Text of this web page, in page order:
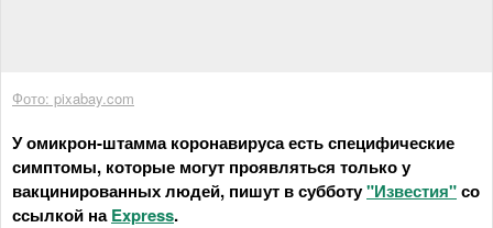
Фото: pixabay.com
У омикрон-штамма коронавируса есть специфические
симптомы, которые могут проявляться только у
вакцинированных людей, пишут в субботу"Известия"со
ссылкой наExpress.